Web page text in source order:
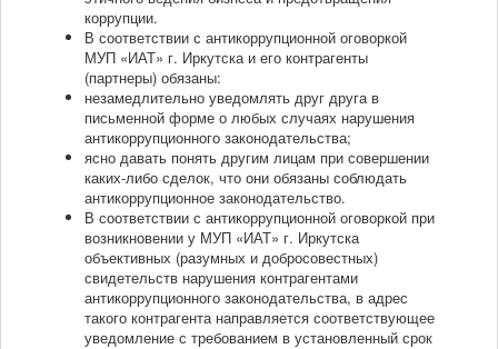
коррупции.
В соответствии с антикоррупционной оговоркой
МУП «ИАТ» г. Иркутска и его контрагенты
(партнеры) обязаны:
незамедлительно уведомлять друг друга в
письменной форме о любых случаях нарушения
антикоррупционного законодательства;
ясно давать понять другим лицам при совершении
каких-либо сделок, что они обязаны соблюдать
антикоррупционное законодательство.
В соответствии с антикоррупционной оговоркой при
возникновении у МУП «ИАТ» г. Иркутска
объективных (разумных и добросовестных)
свидетельств нарушения контрагентами
антикоррупционного законодательства, в адрес
такого контрагента направляется соответствующее
уведомление с требованием в установленный срок